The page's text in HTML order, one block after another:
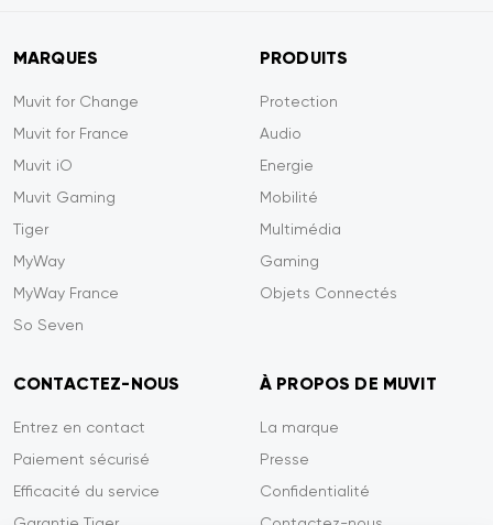
MARQUES
Muvit for Change
Muvit for France
Muvit iO
Muvit Gaming
Tiger
MyWay
MyWay France
So Seven
PRODUITS
Protection
Audio
Energie
Mobilité
Multimédia
Gaming
Objets Connectés
CONTACTEZ-NOUS
Entrez en contact
Paiement sécurisé
Efficacité du service
À PROPOS DE MUVIT
La marque
Presse
Confidentialité